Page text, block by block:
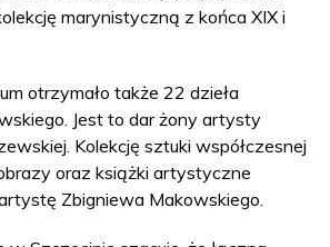
marynistyczną z końca XIX i
otrzymało także 22 dzieła
Jest to dar żony artysty
Kolekcję sztuki współczesnej
oraz książki artystyczne
Zbigniewa Makowskiego.